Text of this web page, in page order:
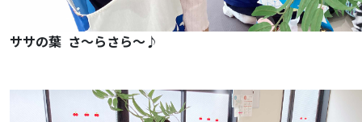
ササの葉 さ～らさら～♪